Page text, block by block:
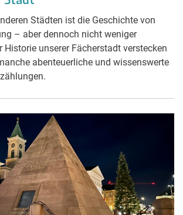
Städten ist die Geschichte von
– aber dennoch nicht weniger
Historie unserer Fächerstadt verstecken
abenteuerliche und wissenswerte